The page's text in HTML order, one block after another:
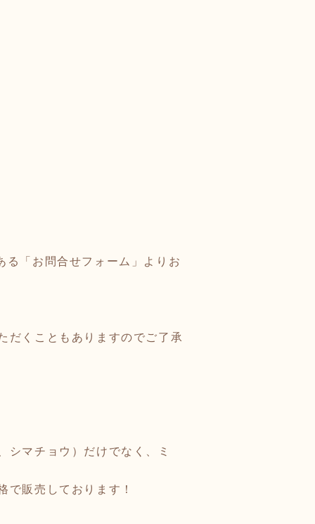
「お問合せフォーム」よりお
だくこともありますのでご了承
シマチョウ）だけでなく、ミ
で販売しております！